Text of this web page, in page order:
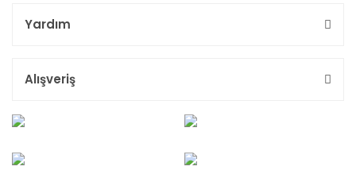
Yardım
Alışveriş